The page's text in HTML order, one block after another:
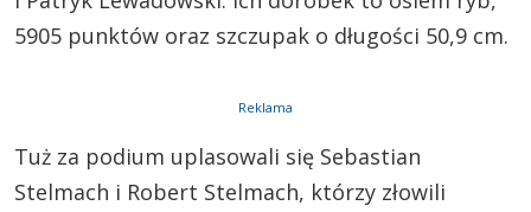
5905 punktów oraz szczupak o długości 50,9 cm.
Reklama
Tuż za podium uplasowali się Sebastian
Stelmach i Robert Stelmach, którzy złowili